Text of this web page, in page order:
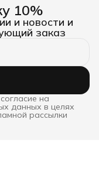
10%
и новости и
заказ
на
данных в целях
рассылки